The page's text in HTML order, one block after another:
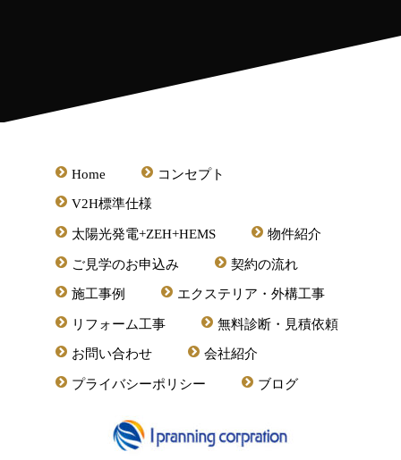
Home
コンセプト
V2H標準仕様
太陽光発電+ZEH+HEMS
物件紹介
ご見学のお申込み
契約の流れ
施工事例
エクステリア・外構工事
リフォーム工事
無料診断・見積依頼
お問い合わせ
会社紹介
プライバシーポリシー
ブログ